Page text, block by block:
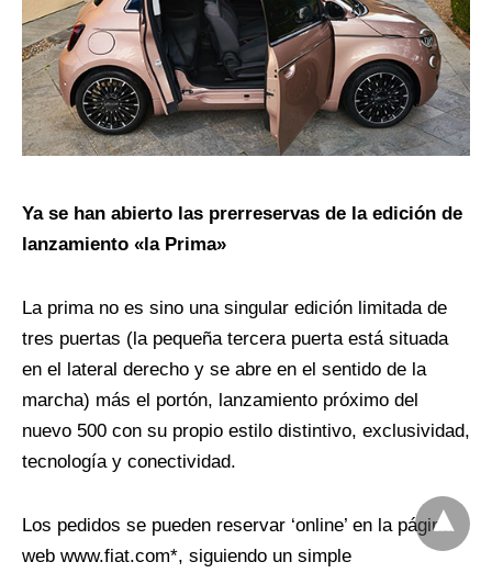
Ya se han abierto las prerreservas de la edición de
lanzamiento «la Prima»
La prima no es sino una singular edición limitada de
tres puertas (la pequeña tercera puerta está situada
en el lateral derecho y se abre en el sentido de la
marcha) más el portón, lanzamiento próximo del
nuevo 500 con su propio estilo distintivo, exclusividad,
tecnología y conectividad.
Los pedidos se pueden reservar ‘online’ en la página
web www.fiat.com*, siguiendo un simple